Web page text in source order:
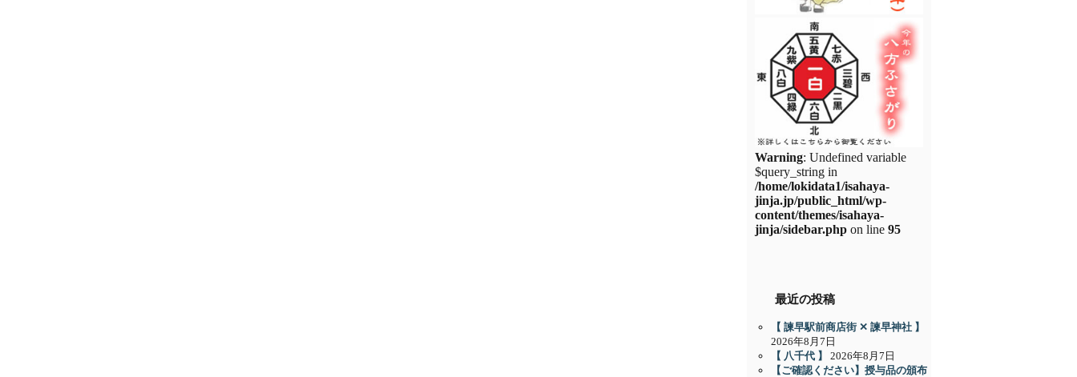
Warning: Undefined variable
$query_string in
/home/lokidata1/isahaya-
jinja.jp/public_html/wp-
content/themes/isahaya-
jinja/sidebar.php on line 95
最近の投稿
【 諫早駅前商店街 ✕ 諫早神社 】
2026年8月7日
【 八千代 】
2026年8月7日
【ご確認ください】授与品の頒布